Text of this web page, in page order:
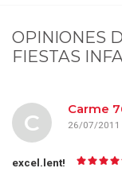
OPINIONES
FIESTAS
Carme
26/07/2011
C
excel.lent!